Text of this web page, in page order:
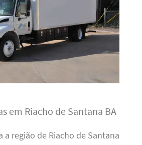
em Riacho de Santana BA
região de Riacho de Santana